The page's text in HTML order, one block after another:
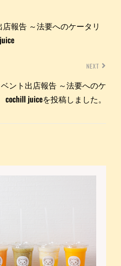
報告 ～法要へのケータリ
NEXT
ント出店報告 ～法要へのケ
juiceを投稿しました。